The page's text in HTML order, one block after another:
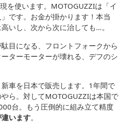
を使います。MOTOGUZZIは「イ
です。お金が掛かります！本当
いし、次から次に治しても…。
目になる、フロントフォークから
ターモーターが壊れる、デフのシ
車を日本で販売します。1年間で
ら。対してMOTOGUZZIは本国で
台。もう圧倒的に組み立て精度
います。